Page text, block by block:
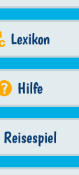
Lexikon
Hilfe
Reisespiel